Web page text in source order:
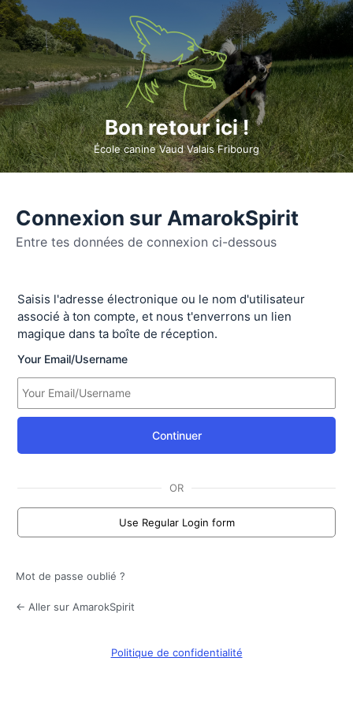
Connexion sur AmarokSpirit
Entre tes données de connexion ci-dessous
Se
connecter
Saisis l'adresse électronique ou le nom d'utilisateur
associé à ton compte, et nous t'enverrons un lien
magique dans ta boîte de réception.
Your Email/Username
Continuer
OR
Use Regular Login form
Mot de passe oublié ?
← Aller sur AmarokSpirit
Politique de confidentialité
Bon retour ici !
École canine Vaud Valais Fribourg